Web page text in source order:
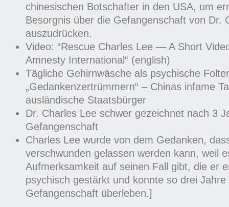
chinesischen Botschafter in den USA, um
Besorgnis über die Gefangenschaft von Dr.
auszudrücken.
Video: “Rescue Charles Lee — A Short
Amnesty International“ (english)
Tägliche Gehirnwäsche als psychische
„Gedankenzertrümmern“ – Chinas infame
ausländische Staatsbürger
Dr. Charles Lee schwer gezeichnet nach 3
Gefangenschaft
Charles Lee wurde von dem Gedanken,
verschwunden gelassen werden kann, weil
Aufmerksamkeit auf seinen Fall gibt, die er
psychisch gestärkt und konnte so drei
Gefangenschaft überleben.]